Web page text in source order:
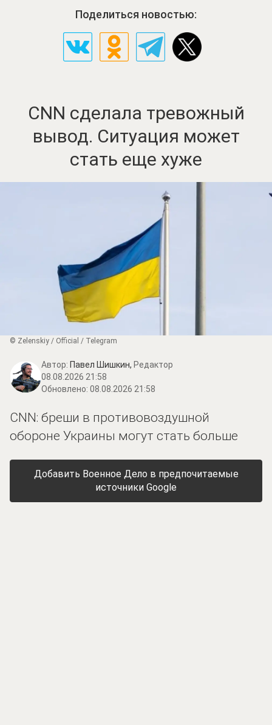
Поделиться новостью:
CNN сделала тревожный
вывод. Ситуация может
стать еще хуже
© Zеlеnskiу / Оfficiаl / Telegram
Автор: Павел Шишкин, Редактор
08.08.2026 21:58
Обновлено: 08.08.2026 21:58
CNN: бреши в противовоздушной
обороне Украины могут стать больше
Добавить Военное Дело в предпочитаемые
источники Google